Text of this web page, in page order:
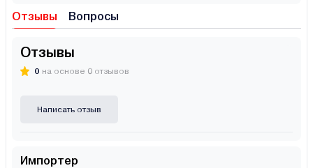
Отзывы Вопросы
Отзывы
0 на основе 0 отзывов
Написать отзыв
Импортер